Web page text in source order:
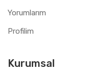
Yorumlarım
Profilim
Kurumsal